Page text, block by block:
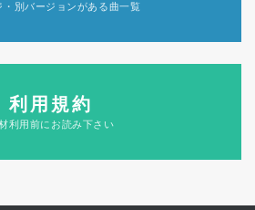
・別バージョンがある曲一覧
利用規約
利用前にお読み下さい